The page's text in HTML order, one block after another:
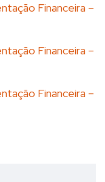
Financeira –
Financeira –
Financeira –